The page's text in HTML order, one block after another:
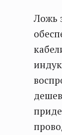
Ложь